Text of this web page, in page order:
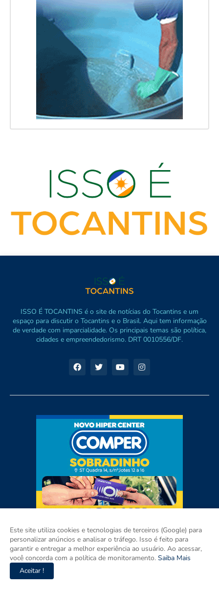
ISSO É TOCANTINS é o site de notícias do Tocantins e um
espaço para discutir o Tocantins e o Brasil. Aqui tem informação
de verdade com imparcialidade. Os principais temas são política,
cidades e empreendedorismo. DRT 0010556/DF.
Este site utiliza cookies e tecnologias de terceiros (Google) para
personalizar anúncios e analisar o tráfego. Isso é feito para
garantir e entregar a melhor experiência ao usuário. Ao acessar,
você concorda com a política de monitoramento. Saiba Mais
Aceitar !